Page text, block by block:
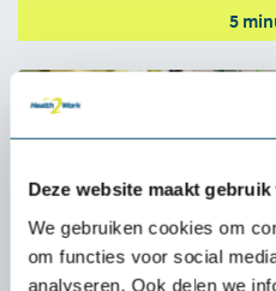
Deze website maakt
We gebruiken cookies om
om functies voor social
analyseren. Ook delen we
5